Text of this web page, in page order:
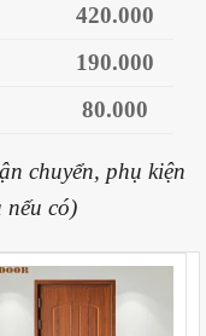
420.000
190.000
80.000
chuyển, phụ kiện
nếu có)